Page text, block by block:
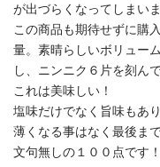
が出づらくなってしまいま
この商品も期待せずに購
量。素晴らしいボリュー
し、ニンニク６片を刻ん
これは美味しい！
塩味だけでなく旨味もあ
薄くなる事はなく最後ま
文句無しの１００点です！